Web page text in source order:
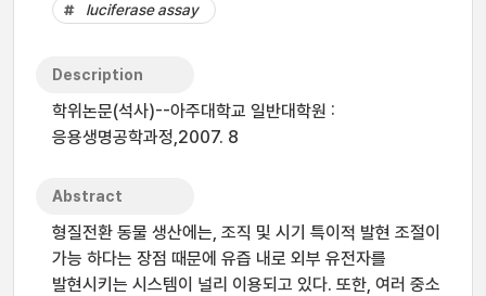
luciferase assay
Description
학위논문(석사)--아주대학교 일반대학원 :
응용생명공학과정,2007. 8
Abstract
형질전환 동물 생산에는, 조직 및 시기 특이적 발현 조절이
가능 하다는 장점 때문에 유즙 내로 외부 유전자를
발현시키는 시스템이 널리 이용되고 있다. 또한, 여러 중소